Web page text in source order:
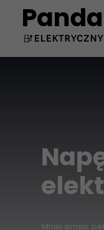
Panda
ELEKTRYCZNY
Mniej emisji,